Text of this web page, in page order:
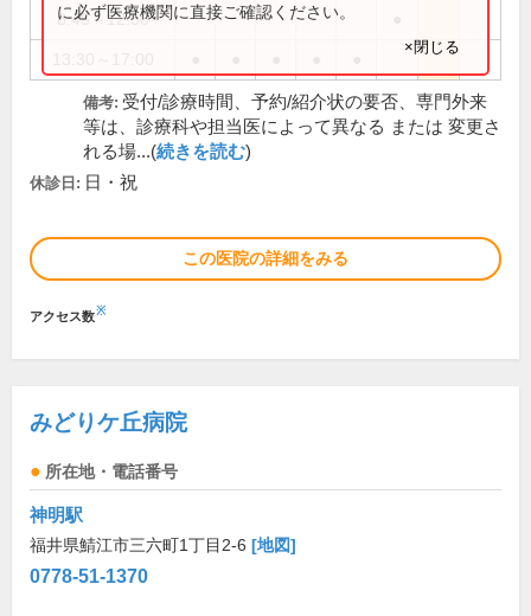
8:45～12:30
に必ず医療機関に直接ご確認ください。
×閉じる
備考: 受付/診療時間、予約/紹介状の要否、専門外来
等は、診療科や担当医によって異なる または 変更さ
れる場...(続きを読む)
休診日: 日・祝
この医院の詳細をみる
アクセス数※
みどりケ丘病院
所在地・電話番号
神明駅
福井県鯖江市三六町1丁目2-6 [地図]
0778-51-1370